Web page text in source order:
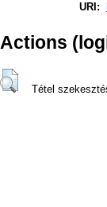
URI:
Actions
Tétel